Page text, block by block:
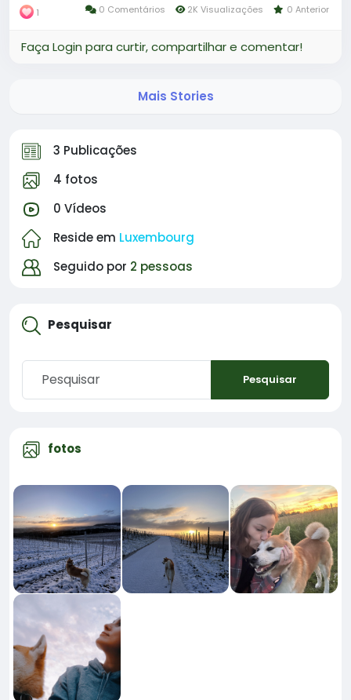
3 Publicações
4 fotos
0 Vídeos
Reside em Luxembourg
Seguido por 2 pessoas
Pesquisar
Pesquisar
fotos
1 0 Comentários 2K Visualizações 0 Anterior
Faça Login para curtir, compartilhar e comentar!
Mais Stories